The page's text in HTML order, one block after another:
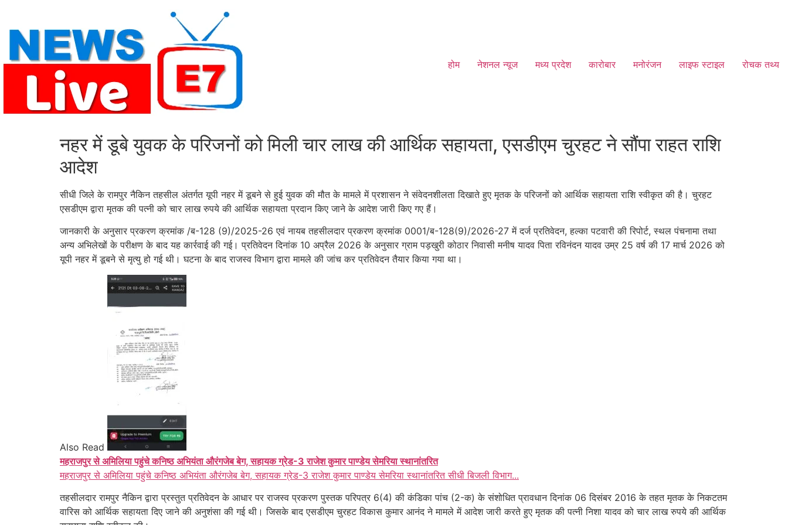
content
होम नेशनल न्यूज मध्य प्रदेश कारोबार मनोरंजन लाइफ स्टाइल रोचक तथ्य
नहर में डूबे युवक के परिजनों को मिली चार लाख की आर्थिक सहायता, एसडीएम चुरहट ने सौंपा राहत राशि
आदेश
सीधी जिले के रामपुर नैकिन तहसील अंतर्गत यूपी नहर में डूबने से हुई युवक की मौत के मामले में प्रशासन ने संवेदनशीलता दिखाते हुए मृतक के परिजनों को आर्थिक सहायता राशि स्वीकृत की है। चुरहट
एसडीएम द्वारा मृतक की पत्नी को चार लाख रुपये की आर्थिक सहायता प्रदान किए जाने के आदेश जारी किए गए हैं।
जानकारी के अनुसार प्रकरण क्रमांक /ब-128 (9)/2025-26 एवं नायब तहसीलदार प्रकरण क्रमांक 0001/ब-128(9)/2026-27 में दर्ज प्रतिवेदन, हल्का पटवारी की रिपोर्ट, स्थल पंचनामा तथा
अन्य अभिलेखों के परीक्षण के बाद यह कार्रवाई की गई। प्रतिवेदन दिनांक 10 अप्रैल 2026 के अनुसार ग्राम पड़खुरी कोठार निवासी मनीष यादव पिता रविनंदन यादव उम्र 25 वर्ष की 17 मार्च 2026 को
यूपी नहर में डूबने से मृत्यु हो गई थी। घटना के बाद राजस्व विभाग द्वारा मामले की जांच कर प्रतिवेदन तैयार किया गया था।
Also Read
महराजपुर से अमिलिया पहुंचे कनिष्ठ अभियंता औरंगजेब बेग, सहायक ग्रेड-3 राजेश कुमार पाण्डेय सेमरिया स्थानांतरित
महराजपुर से अमिलिया पहुंचे कनिष्ठ अभियंता औरंगजेब बेग, सहायक ग्रेड-3 राजेश कुमार पाण्डेय सेमरिया स्थानांतरित सीधी बिजली विभाग...
तहसीलदार रामपुर नैकिन द्वारा प्रस्तुत प्रतिवेदन के आधार पर राजस्व प्रकरण पुस्तक परिपत्र 6(4) की कंडिका पांच (2-क) के संशोधित प्रावधान दिनांक 06 दिसंबर 2016 के तहत मृतक के निकटतम
वारिस को आर्थिक सहायता दिए जाने की अनुशंसा की गई थी। जिसके बाद एसडीएम चुरहट विकास कुमार आनंद ने मामले में आदेश जारी करते हुए मृतक की पत्नी निशा यादव को चार लाख रुपये की आर्थिक